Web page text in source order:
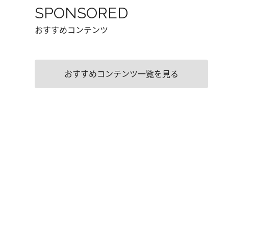
SPONSORED
おすすめコンテンツ
おすすめコンテンツ一覧を見る